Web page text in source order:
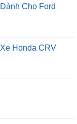
Cho Ford
Honda CRV